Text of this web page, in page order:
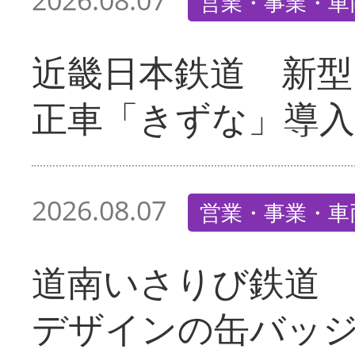
近畿日本鉄道 新
正車「きずな」導入
2026.08.07 営業・事業・
道南いさりび鉄道
デザインの缶バッ